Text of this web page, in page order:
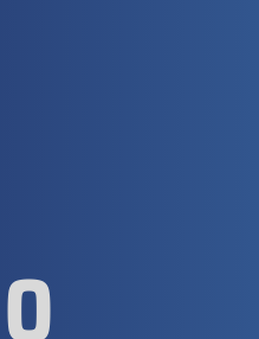
0